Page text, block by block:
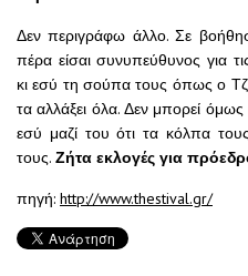
Δεν περιγράφω άλλο. Σε
πέρα είσαι συνυπεύθυνος για
κι εσύ τη σούπα τους όπως ο
τα αλλάξει όλα. Δεν μπορεί
εσύ μαζί του ότι τα κόλπα
τους. Ζήτα εκλογές για
πηγή: http://www.thestival.gr/